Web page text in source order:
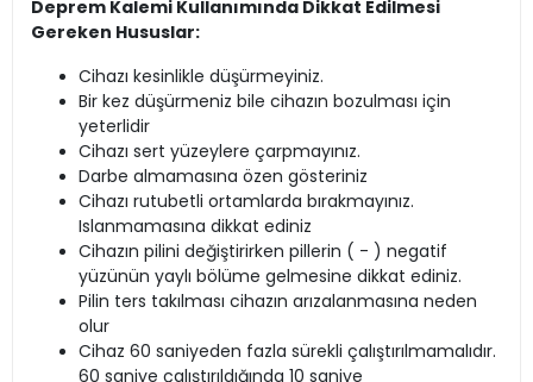
Deprem Kalemi Kullanımında Dikkat Edilmesi
Gereken Hususlar:
Cihazı kesinlikle düşürmeyiniz.
Bir kez düşürmeniz bile cihazın bozulması için
yeterlidir
Cihazı sert yüzeylere çarpmayınız.
Darbe almamasına özen gösteriniz
Cihazı rutubetli ortamlarda bırakmayınız.
Islanmamasına dikkat ediniz
Cihazın pilini değiştirirken pillerin ( - ) negatif
yüzünün yaylı bölüme gelmesine dikkat ediniz.
Pilin ters takılması cihazın arızalanmasına neden
olur
Cihaz 60 saniyeden fazla sürekli çalıştırılmamalıdır.
60 saniye çalıştırıldığında 10 saniye